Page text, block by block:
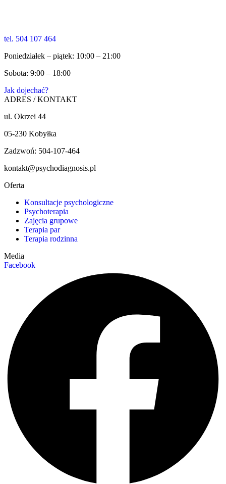
tel. 504 107 464
Poniedziałek – piątek: 10:00 – 21:00
Sobota: 9:00 – 18:00
Jak dojechać?
ADRES / KONTAKT
ul. Okrzei 44
05-230 Kobyłka
Zadzwoń: 504-107-464
kontakt@psychodiagnosis.pl
Oferta
Konsultacje psychologiczne
Psychoterapia
Zajęcia grupowe
Terapia par
Terapia rodzinna
Media
Facebook